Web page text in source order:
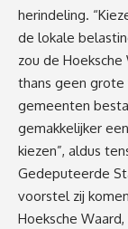
herindeling.
de lokale
zou de
thans geen grote
gemeenten
gemakkelijker
kiezen”, aldus
Gedeputeerde
voorstel zij
Hoeksche